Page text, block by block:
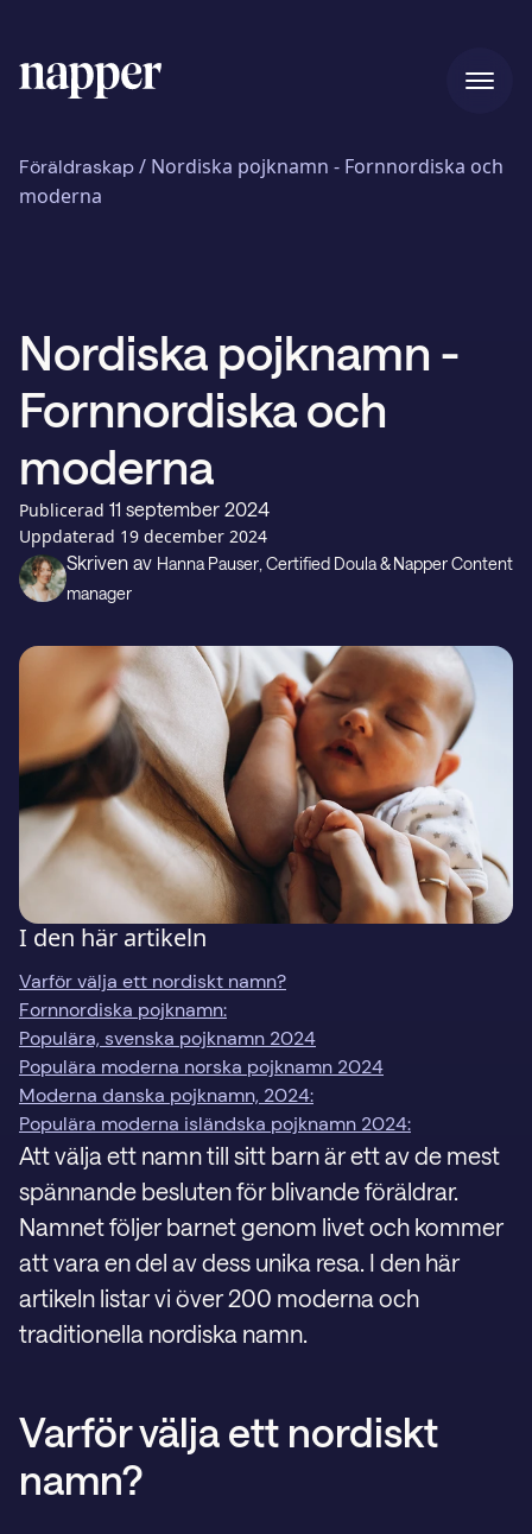
Hem
Vår story
Blogg
Presentkort
LADDA NED PÅ Hämta i
Föräldraskap/ Nordiska pojknamn - Fornnordiska och
moderna
Nordiska pojknamn -
Fornnordiska och
moderna
Publicerad 11 september 2024
Uppdaterad 19 december 2024
Skriven av Hanna Pauser , Certified Doula & Napper Content
manager
I den här artikeln
Varför välja ett nordiskt namn?
Fornnordiska pojknamn:
Populära, svenska pojknamn 2024
Populära moderna norska pojknamn 2024
Moderna danska pojknamn, 2024:
Populära moderna isländska pojknamn 2024:
Att välja ett namn till sitt barn är ett av de mest
spännande besluten för blivande föräldrar.
Namnet följer barnet genom livet och kommer
att vara en del av dess unika resa. I den här
artikeln listar vi över 200 moderna och
traditionella nordiska namn.
Varför välja ett nordiskt
namn?